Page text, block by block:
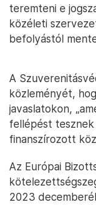
teremteni e
közéleti
befolyástól
A
közleményét,
javaslatokon,
fellépést
finanszírozott
Az Európai
2023